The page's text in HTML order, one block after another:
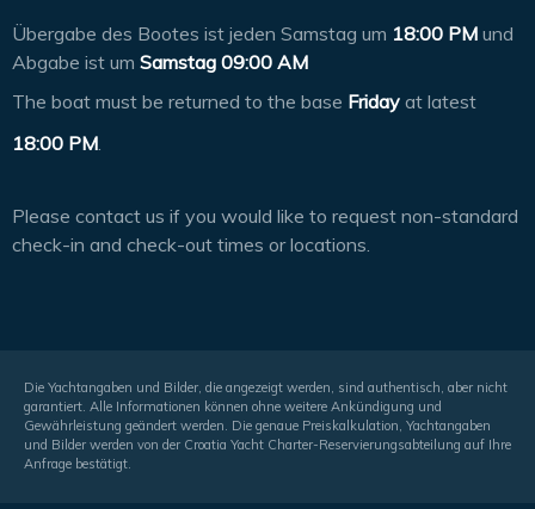
Übergabe des Bootes ist jeden Samstag um 18:00 PM und
Abgabe ist um Samstag 09:00 AM
The boat must be returned to the base Friday at latest
18:00 PM
Please contact us if you would like to request non-standard
check-in and check-out times or locations.
Die Yachtangaben und Bilder, die angezeigt werden, sind authentisch, aber nicht
garantiert. Alle Informationen können ohne weitere Ankündigung und
Gewährleistung geändert werden. Die genaue Preiskalkulation, Yachtangaben
und Bilder werden von der Croatia Yacht Charter-Reservierungsabteilung auf Ihre
Anfrage bestätigt.